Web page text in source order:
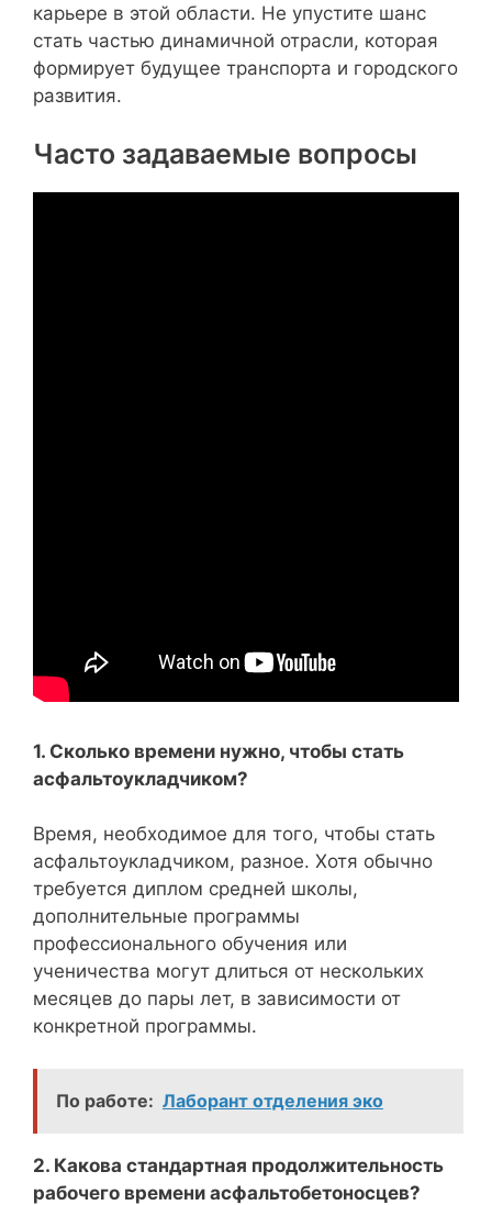
карьере в этой области. Не упустите шанс
стать частью динамичной отрасли, которая
формирует будущее транспорта и городского
развития.
Часто задаваемые вопросы
1. Сколько времени нужно, чтобы стать
асфальтоукладчиком?
Время, необходимое для того, чтобы стать
асфальтоукладчиком, разное. Хотя обычно
требуется диплом средней школы,
дополнительные программы
профессионального обучения или
ученичества могут длиться от нескольких
месяцев до пары лет, в зависимости от
конкретной программы.
По работе: Лаборант отделения эко
2. Какова стандартная продолжительность
рабочего времени асфальтобетоносцев?